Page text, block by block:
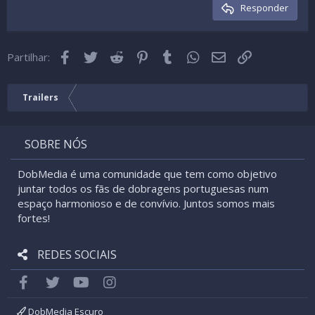
26
Trebuchet MS
Cabeçalho 3Responder
Partilhar: Facebook
Twitter Reddit Pinterest
Tumblr WhatsApp
Email
Trailers
SOBRE NÓS
DobMedia é uma comunidade que tem como objetivo
juntar todos os fãs de dobragens portuguesas num
espaço harmonioso e de convívio. Juntos somos mais
fortes!
REDES SOCIAIS
FacebookTwitter youtube
DobMedia Escuro